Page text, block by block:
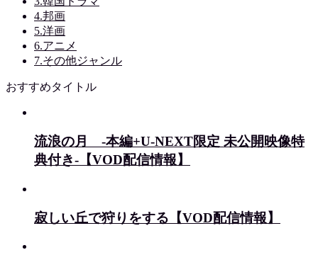
4.邦画
5.洋画
6.アニメ
7.その他ジャンル
おすすめタイトル
流浪の月 -本編+U-NEXT限定 未公開映像特
典付き-【VOD配信情報】
寂しい丘で狩りをする【VOD配信情報】